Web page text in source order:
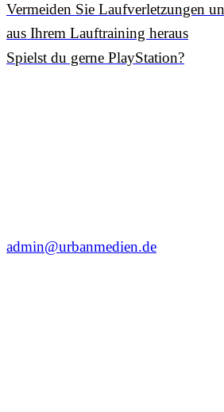
Vermeiden Sie Laufverletzungen
aus Ihrem Lauftraining heraus
Spielst du gerne PlayStation?
admin@urbanmedien.de